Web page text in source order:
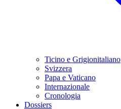
Ticino e Grigionitaliano
Svizzera
Papa e Vaticano
Internazionale
Cronologia
Dossiers